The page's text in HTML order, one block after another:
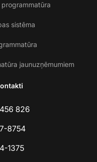
sistēma
jaunuzņēmumiem
826
8754
1375